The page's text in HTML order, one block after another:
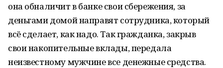
она обналичит в банке свои сбережения, за
деньгами домой направят сотрудника, который
всё сделает, как надо. Так гражданка, закрыв
свои накопительные вклады, передала
неизвестному мужчине все денежные средства.